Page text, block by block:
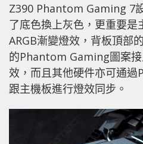
Z390 Phantom Gaming 7
了底色換上灰色，更重要是
ARGB漸變燈效，背板頂部
的Phantom Gaming圖案
效，而且其他硬件亦可通
跟主機板進行燈效同步。